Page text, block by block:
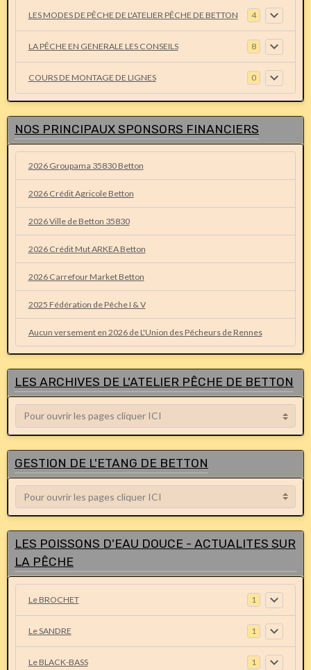
LES MODES DE PÊCHE DE L'ATELIER PÊCHE DE BETTON 4
LA PÊCHE EN GENERALE LES CONSEILS 8
COURS DE MONTAGE DE LIGNES 0
NOS PRINCIPAUX SPONSORS FINANCIERS
2026 Groupama 35830 Betton
2026 Crédit Agricole Betton
2026 Ville de Betton 35830
2026 Crédit Mut ARKEA Betton
2026 Carrefour Market Betton
2025 Fédération de Pêche I & V
Aucun versement en 2026 de L'Union des Pêcheurs de Rennes
LES ARCHIVES DE L'ATELIER PÊCHE DE BETTON
GESTION DE L'ETANG DE BETTON
LES POISSONS D'EAU DOUCE - ACTUALITES SUR
LA PÊCHE
Le BROCHET 1
Le SANDRE 1
Le BLACK-BASS 1